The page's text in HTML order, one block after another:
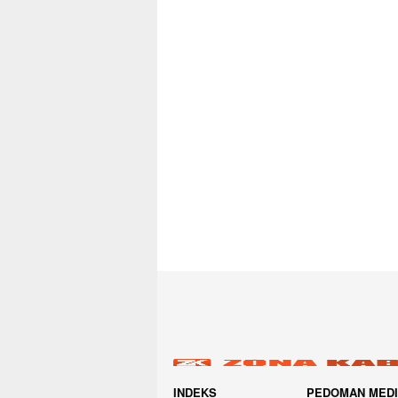
INDEKS PEDOMAN